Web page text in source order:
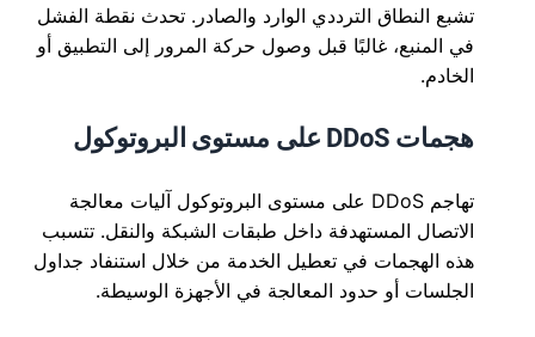
تشبع النطاق الترددي الوارد والصادر. تحدث نقطة الفشل
في المنبع، غالبًا قبل وصول حركة المرور إلى التطبيق أو
الخادم.
هجمات DDoS على مستوى البروتوكول
تهاجم DDoS على مستوى البروتوكول آليات معالجة
الاتصال المستهدفة داخل طبقات الشبكة والنقل. تتسبب
هذه الهجمات في تعطيل الخدمة من خلال استنفاد جداول
الجلسات أو حدود المعالجة في الأجهزة الوسيطة.